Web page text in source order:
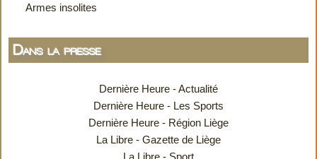
Armes insolites
Dans la presse
Dernière Heure - Actualité
Dernière Heure - Les Sports
Dernière Heure - Région Liège
La Libre - Gazette de Liège
La Libre - Sport